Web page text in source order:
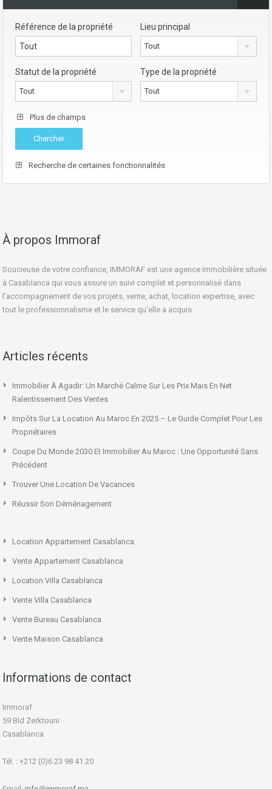
Référence de la propriété Lieu principal
Tout
Statut de la propriété
Tout
Type de la propriété
Tout
Plus de champs
Recherche de certaines fonctionnalités
À propos Immoraf
Soucieuse de votre confiance, IMMORAF est une agence immobilière située
à Casablanca qui vous assure un suivi complet et personnalisé dans
l’accompagnement de vos projets, vente, achat, location expertise, avec
tout le professionnalisme et le service qu’elle a acquis.
Articles récents
Immobilier À Agadir: Un Marché Calme Sur Les Prix Mais En Net
Ralentissement Des Ventes
Impôts Sur La Location Au Maroc En 2025 – Le Guide Complet Pour Les
Propriétaires
Coupe Du Monde 2030 Et Immobilier Au Maroc : Une Opportunité Sans
Précédent
Trouver Une Location De Vacances
Réussir Son Déménagement
Location Appartement Casablanca
Vente Appartement Casablanca
Location Villa Casablanca
Vente Villa Casablanca
Vente Bureau Casablanca
Vente Maison Casablanca
Informations de contact
Immoraf
59 Bld Zerktouni
Casablanca
Tél. : +212 (0)6 23 98 41 20